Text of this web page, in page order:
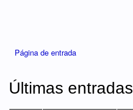
Página de entrada
Últimas entradas